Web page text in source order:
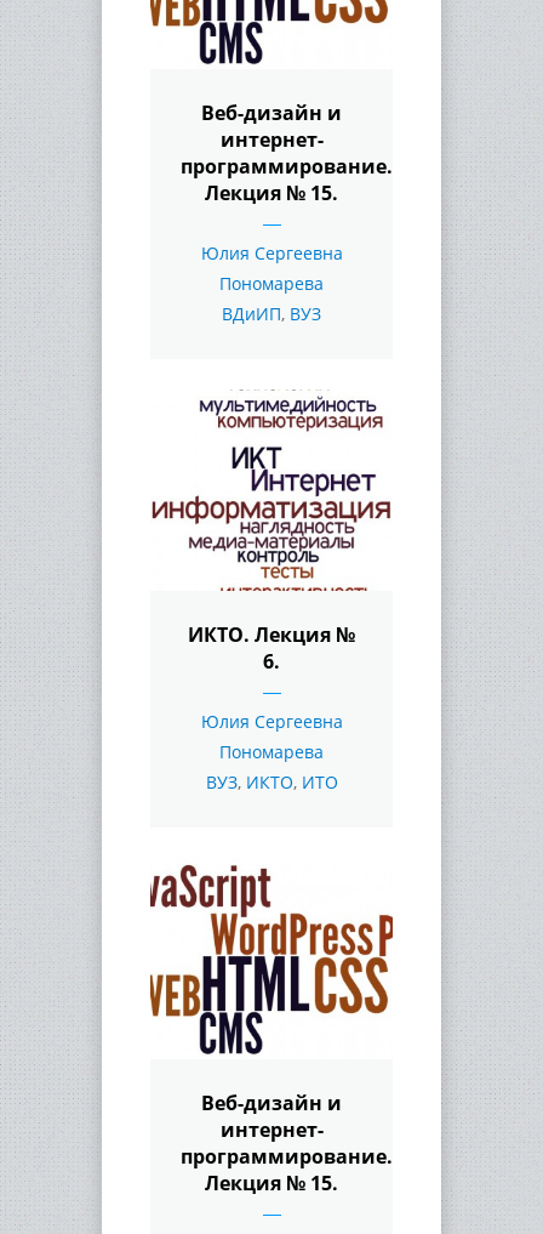
Веб-дизайн и
интернет-
программирование.
Лекция № 15.
Юлия Сергеевна
Пономарева
ВДиИП, ВУЗ
ИКТО. Лекция №
6.
Юлия Сергеевна
Пономарева
ВУЗ, ИКТО, ИТО
Веб-дизайн и
интернет-
программирование.
Лекция № 15.